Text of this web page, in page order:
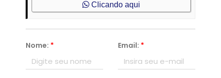
Clicando aqui
Nome: * Email: *